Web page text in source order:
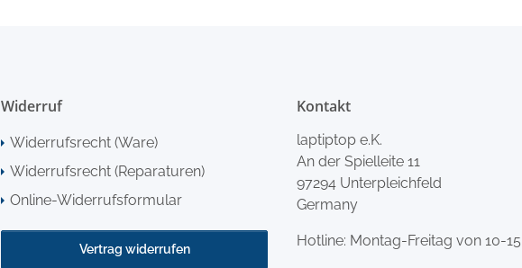
Widerruf
Widerrufsrecht (Ware)
Widerrufsrecht (Reparaturen)
Online-Widerrufsformular
Vertrag widerrufen
Kontakt
laptiptop e.K.
An der Spielleite 11
97294 Unterpleichfeld
Germany
Hotline: Montag-Freitag von 10-